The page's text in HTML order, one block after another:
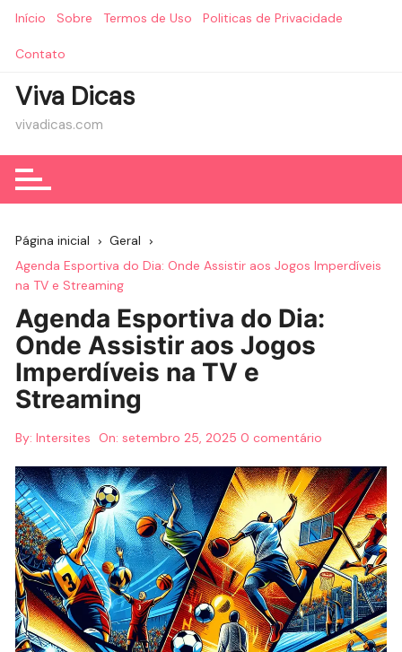
Início Sobre Termos de Uso Politicas de Privacidade
Contato
Viva Dicas
vivadicas.com
Página inicial
Geral
Agenda Esportiva do Dia: Onde Assistir aos Jogos Imperdíveis
na TV e Streaming
Agenda Esportiva do Dia:
Onde Assistir aos Jogos
Imperdíveis na TV e
Streaming
By: Intersites On:setembro 25, 2025 0 comentário